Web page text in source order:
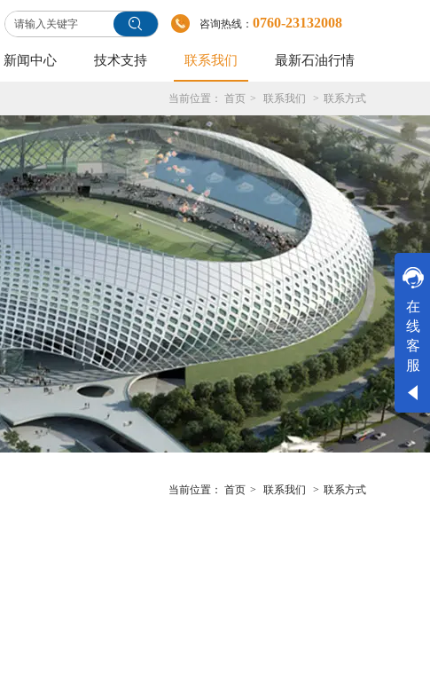
咨询热线： 0760-23132008
在
线
客
服
在线客服
新闻中心 技术支持 联系我们 最新石油行情
当前位置： 首页 > 联系我们 > 联系方式
当前位置： 首页 > 联系我们 > 联系方式